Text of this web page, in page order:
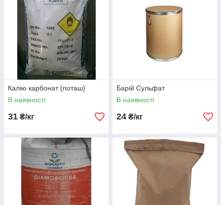
Калію карбонат (поташ)
В наявності
31 ₴/кг
Барій Сульфат
В наявності
24 ₴/кг